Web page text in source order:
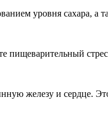
уровня сахара, а
пищеварительный
железу и сердце.